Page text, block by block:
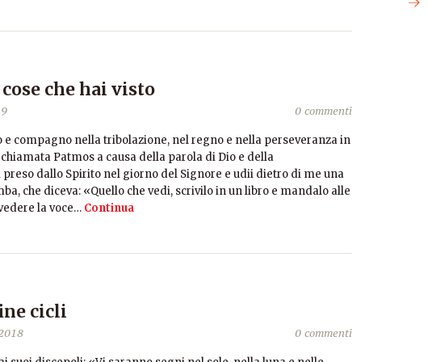
che hai visto
0 commenti
e compagno nella tribolazione, nel regno e nella perseveranza in
Patmos a causa della parola di Dio e della
dallo Spirito nel giorno del Signore e udii dietro di me una
che diceva: «Quello che vedi, scrivilo in un libro e mandalo alle
la voce… Continua
cicli
0 commenti